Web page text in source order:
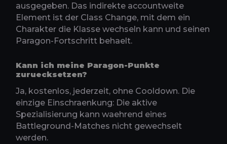
ausgegeben. Das indirekte accountweite
Element ist der Class Change, mit dem ein
Charakter die Klasse wechseln kann und seinen
Paragon-Fortschritt behaelt.
Kann ich meine Paragon-Punkte
zuruecksetzen?
Ja, kostenlos, jederzeit, ohne Cooldown. Die
einzige Einschraenkung: Die aktive
Spezialisierung kann waehrend eines
Battleground-Matches nicht gewechselt
werden.